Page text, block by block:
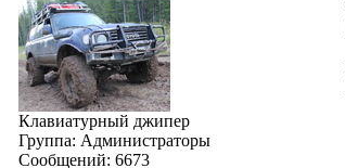
Клавиатурный джипер
Группа: Администраторы
Сообщений: 6673